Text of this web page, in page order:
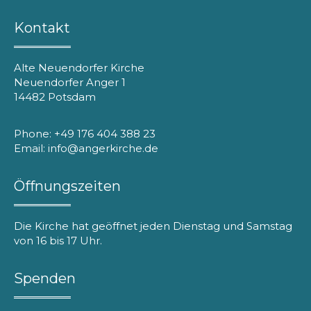
Kontakt
Alte Neuendorfer Kirche
Neuendorfer Anger 1
14482 Potsdam
Phone: +49 176 404 388 23
Email: info@angerkirche.de
Öffnungszeiten
Die Kirche hat geöffnet jeden Dienstag und Samstag
von 16 bis 17 Uhr.
Spenden